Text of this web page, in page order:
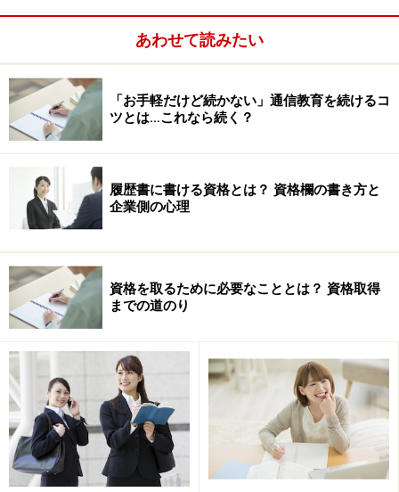
に連絡が入り、嘘がバレてしまうことに。
・問いつめられた結果、スクール通学を告白。「社内キ
ャリアアップが目的」と言えばよかったのだが、つい、
安定志向の妻からは猛反発。
・妻との信頼関係回復のため、通学は断念。受講半ばの
リタイアで、事前に支払った受講料は返金されず、教育
訓練給付金の対象にもならない。
・結局、資格取得できなかったばかりか、へそくりから
支払った受講料は戻らず、妻からはイヤミを言われる
これは、まったくのノンフィクションです。
（Ａさんには
事前に掲載の許可をいただいています）
思わず「ドキリ」とし
た方、いらっしゃいませんか？
あわせて読みたい
「お手軽だけど続かない」通信教育を続けるコ
ツとは…これなら続く？
履歴書に書ける資格とは？ 資格欄の書き方と
企業側の心理
資格を取るために必要なこととは？ 資格取得
までの道のり